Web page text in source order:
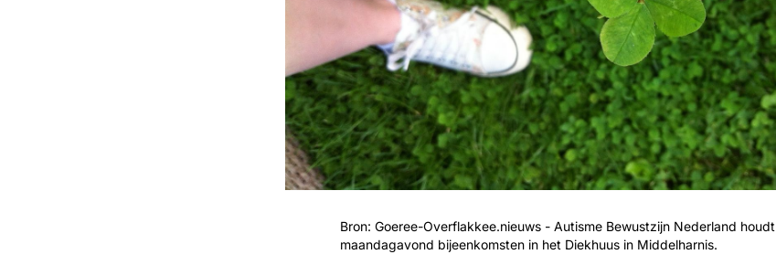
Bron: Goeree-Overflakkee.nieuws - Autisme Bewustzijn Nederland
maandagavond bijeenkomsten in het Diekhuus in Middelharnis.